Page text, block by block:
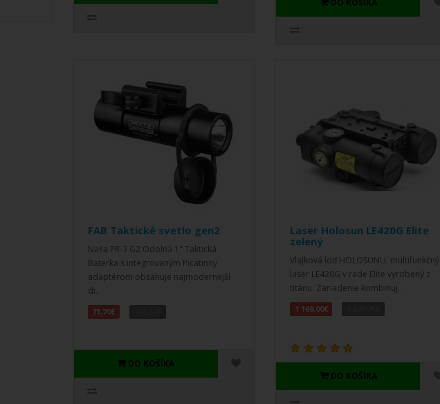
DO KOŠÍKA
FAB Taktické svetlo gen2
Naša PR-3 G2 Odolná 1" Taktická
Baterka s integrovaným Picatinny
adaptérom obsahuje najmodernejší
di..
71,70€
DO KOŠÍKA
Laser Holosun LE420G Elite
zelený
Vlajková loď HOLOSUNU, multifunkčný
laser LE420G v rade Elite vyrobený z
titánu. Zariadenie kombinuj..
1 169,00€
DO KOŠÍKA